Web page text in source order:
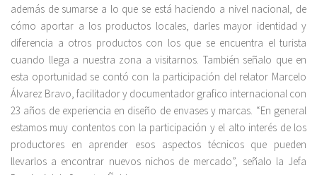
además de sumarse a lo que se está haciendo a nivel nacional, de
cómo aportar a los productos locales, darles mayor identidad y
diferencia a otros productos con los que se encuentra el turista
cuando llega a nuestra zona a visitarnos. También señalo que en
esta oportunidad se contó con la participación del relator Marcelo
Álvarez Bravo, facilitador y documentador grafico internacional con
23 años de experiencia en diseño de envases y marcas. “En general
estamos muy contentos con la participación y el alto interés de los
productores en aprender esos aspectos técnicos que pueden
llevarlos a encontrar nuevos nichos de mercado”, señalo la Jefa